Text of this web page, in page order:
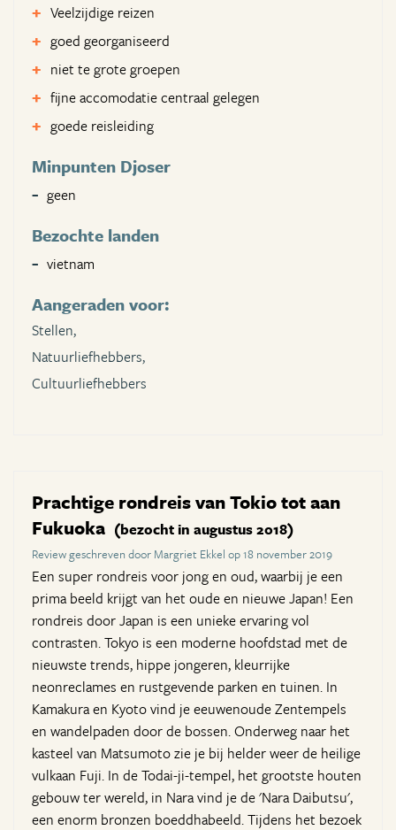
Veelzijdige reizen
goed georganiseerd
niet te grote groepen
fijne accomodatie centraal gelegen
goede reisleiding
Minpunten Djoser
geen
Bezochte landen
vietnam
Aangeraden voor:
Stellen,
Natuurliefhebbers,
Cultuurliefhebbers
Prachtige rondreis van Tokio tot aan
Fukuoka (bezocht in augustus 2018)
Review geschreven door Margriet Ekkel op 18 november 2019
Een super rondreis voor jong en oud, waarbij je een
prima beeld krijgt van het oude en nieuwe Japan! Een
rondreis door Japan is een unieke ervaring vol
contrasten. Tokyo is een moderne hoofdstad met de
nieuwste trends, hippe jongeren, kleurrijke
neonreclames en rustgevende parken en tuinen. In
Kamakura en Kyoto vind je eeuwenoude Zentempels
en wandelpaden door de bossen. Onderweg naar het
kasteel van Matsumoto zie je bij helder weer de heilige
vulkaan Fuji. In de Todai-ji-tempel, het grootste houten
gebouw ter wereld, in Nara vind je de 'Nara Daibutsu',
een enorm bronzen boeddhabeeld. Tijdens het bezoek